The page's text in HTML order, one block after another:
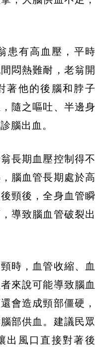
患有高血壓，平時
悶熱難耐，老翁開
著他的後腦和脖子
隨之嘔吐、半邊身
腦出血。
長期血壓控制得不
腦血管長期處於高
頸後，全身血管瞬
導致腦血管破裂出
時，血管收縮、血
來說可能導致腦血
會造成頸部僵硬，
部供血。建議民眾
出風口直接對著後